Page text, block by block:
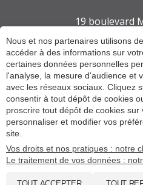
19 boulevard
75008
01 55
Mentions
Plan
Nous et nos partenaires utilisons
accéder à des informations sur
certaines données personnelles
l'analyse, la mesure d'audience et
avec les réseaux sociaux. Cliquez
consentir à tout dépôt de cookies
proscrire tout dépôt de cookies
personnaliser et modifier vos
site.
Vos droits et nos pratiques : notre
Le traitement de vos données :
TOUT ACCEPTER TOUT